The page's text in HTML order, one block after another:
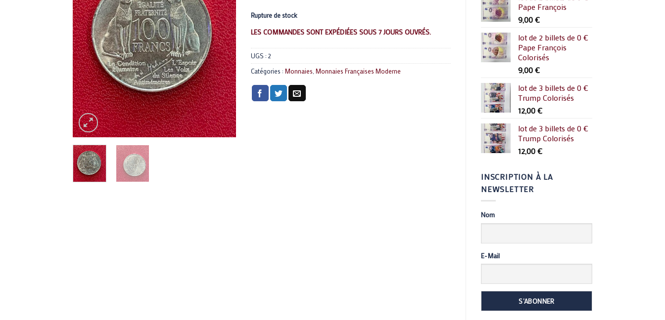
Rupture de stock
LES COMMANDES SONT EXPÉDIÉES SOUS 7 JOURS OUVRÉS.
UGS : 2
Catégories : Monnaies Monnaies Françaises Moderne
Pape François
9,00€
lot de 2 billets de 0 €
Pape François
Colorisés
9,00€
lot de 3 billets de 0 €
Trump Colorisés
12,00€
lot de 3 billets de 0 €
Trump Colorisés
12,00€
INSCRIPTION À LA
NEWSLETTER
Nom
E-Mail